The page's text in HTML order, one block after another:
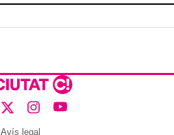
Avís legal